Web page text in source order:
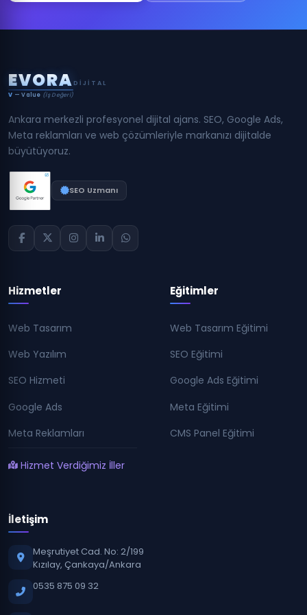
EVORA DIJITAL
V — Value (İş Değeri)
Ankara merkezli profesyonel dijital ajans. SEO, Google Ads,
Meta reklamları ve web çözümleriyle markanızı dijitalde
büyütüyoruz.
SEO Uzmanı
Hizmetler
Web Tasarım
Web Yazılım
SEO Hizmeti
Google Ads
Meta Reklamları
Hizmet Verdiğimiz İller
Eğitimler
Web Tasarım Eğitimi
SEO Eğitimi
Google Ads Eğitimi
Meta Eğitimi
CMS Panel Eğitimi
İletişim
Meşrutiyet Cad. No: 2/199
Kızılay, Çankaya/Ankara
0535 875 09 32